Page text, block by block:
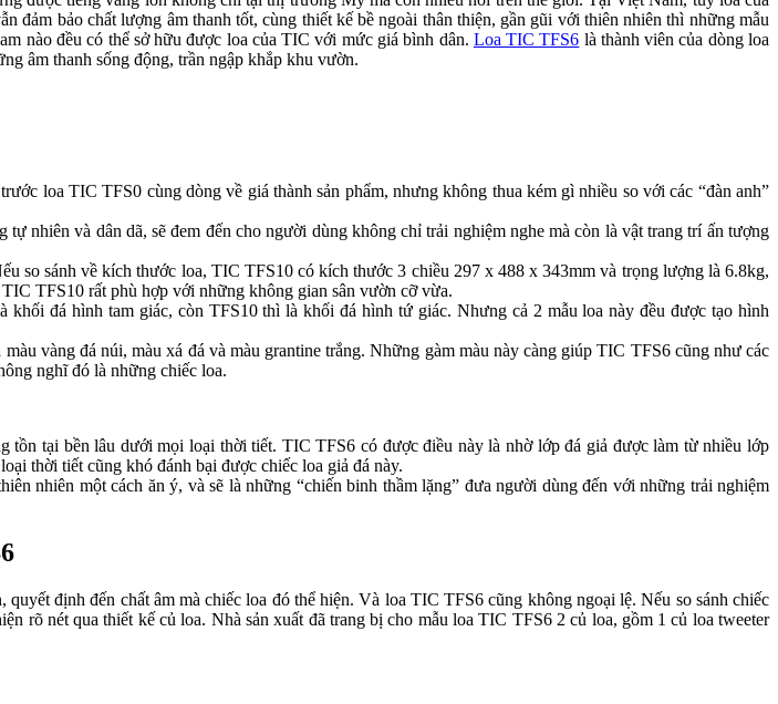
bảo chất lượng âm thanh tốt, cùng thiết kế bề ngoài thân thiện, gần gũi với thiên nhiên thì những mẫu
nào đều có thể sở hữu được loa của TIC với mức giá bình dân. Loa TIC TFS6 là thành viên của dòng loa
âm thanh sống động, trần ngập khắp khu vườn.
loa TIC TFS0 cùng dòng về giá thành sản phẩm, nhưng không thua kém gì nhiều so với các “đàn anh”
nhiên và dân dã, sẽ đem đến cho người dùng không chỉ trải nghiệm nghe mà còn là vật trang trí ấn tượng
so sánh về kích thước loa, TIC TFS10 có kích thước 3 chiều 297 x 488 x 343mm và trọng lượng là 6.8kg,
TFS10 rất phù hợp với những không gian sân vườn cỡ vừa.
đá hình tam giác, còn TFS10 thì là khối đá hình tứ giác. Nhưng cả 2 mẫu loa này đều được tạo hình
vàng đá núi, màu xá đá và màu grantine trắng. Những gàm màu này càng giúp TIC TFS6 cũng như các
nghĩ đó là những chiếc loa.
tại bền lâu dưới mọi loại thời tiết. TIC TFS6 có được điều này là nhờ lớp đá giả được làm từ nhiều lớp
thời tiết cũng khó đánh bại được chiếc loa giả đá này.
nhiên một cách ăn ý, và sẽ là những “chiến binh thầm lặng” đưa người dùng đến với những trải nghiệm
định đến chất âm mà chiếc loa đó thể hiện. Và loa TIC TFS6 cũng không ngoại lệ. Nếu so sánh chiếc
rõ nét qua thiết kế củ loa. Nhà sản xuất đã trang bị cho mẫu loa TIC TFS6 2 củ loa, gồm 1 củ loa tweeter